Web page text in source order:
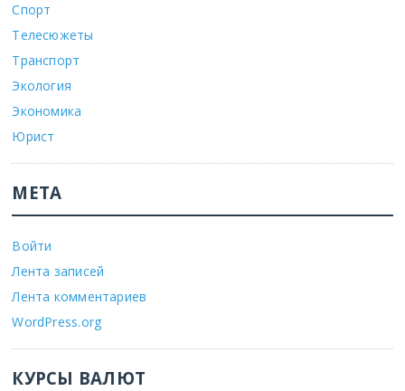
Спорт
Телесюжеты
Транспорт
Экология
Экономика
Юрист
МЕТА
Войти
Лента записей
Лента комментариев
WordPress.org
КУРСЫ ВАЛЮТ